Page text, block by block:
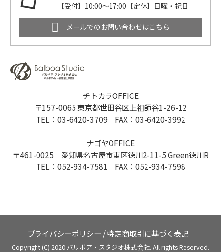
【受付】10:00～17:00【定休】日曜・祝日
メールでのお問い合わせはこちら
チトカラOFFICE
〒157-0065 東京都世田谷区上祖師谷1-26-12
TEL：03-6420-3709 FAX：03-6420-3992
ナゴヤOFFICE
〒461-0025 愛知県名古屋市東区徳川2-11-5 Green徳川R
TEL：052-934-7581 FAX：052-934-7598
プライバシーポリシー /特定商取引に基づく表記
Copyright (C) 2020 バルボア・スタジオ株式会社. All rights Reserved.